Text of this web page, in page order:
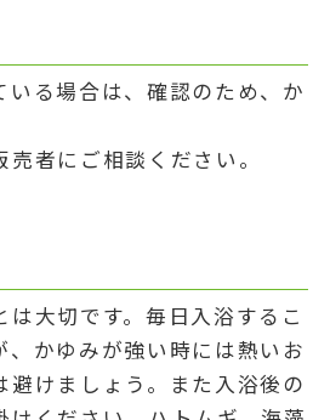
いる場合は、確認のため、か
者にご相談ください。
大切です。毎日入浴するこ
、かゆみが強い時には熱いお
避けましょう。また入浴後の